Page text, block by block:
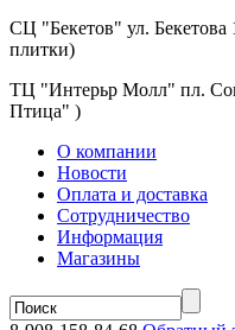
СЦ "Бекетов" ул.
плитки)
ТЦ "Интерьр Молл" пл.
Птица" )
О компании
Новости
Оплата и доставка
Сотрудничество
Информация
Магазины